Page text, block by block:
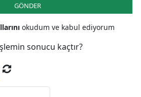
GÖNDER
okudum ve kabul ediyorum
sonucu kaçtır?